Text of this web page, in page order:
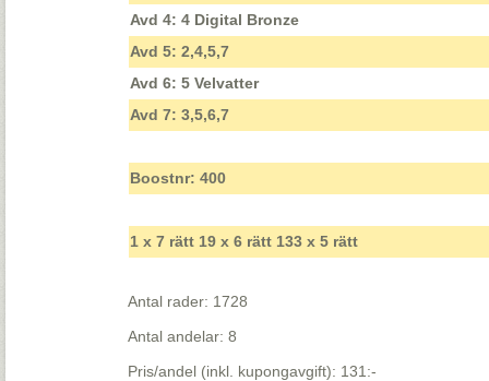
Avd 4: 4 Digital Bronze
Avd 5: 2,4,5,7
Avd 6: 5 Velvatter
Avd 7: 3,5,6,7
Boostnr: 400
1 x 7 rätt 19 x 6 rätt 133 x 5 rätt
Antal rader: 1728
Antal andelar: 8
Pris/andel (inkl. kupongavgift): 131:-